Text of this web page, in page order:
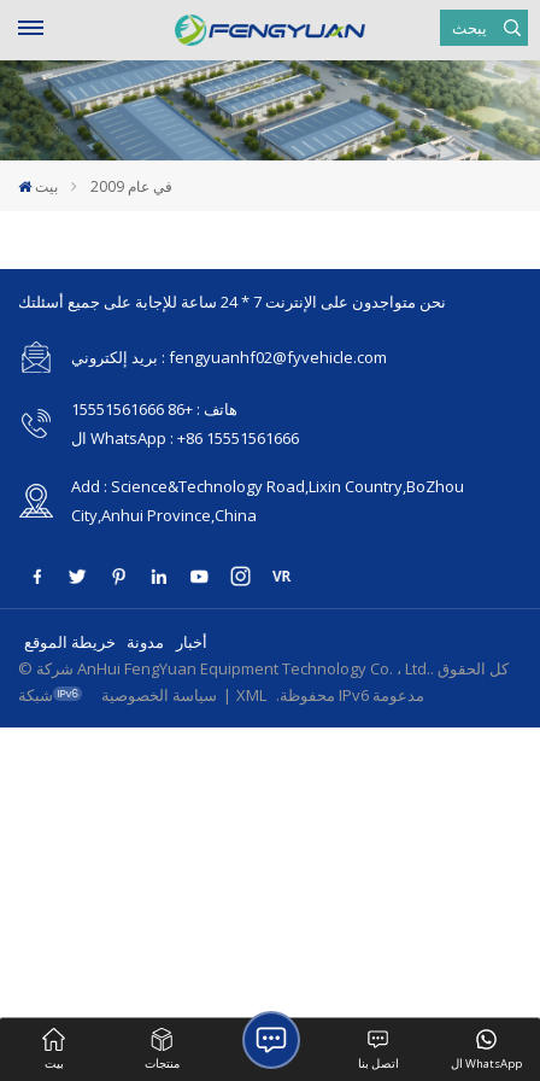
يبحث
بيت في عام 2009
نحن متواجدون على الإنترنت 7 * 24 ساعة للإجابة على جميع أسئلتك
بريد إلكتروني : fengyuanhf02@fyvehicle.com
هاتف : +86 15551561666
ال WhatsApp : +86 15551561666
Add : Science&Technology Road,Lixin Country,BoZhou
City,Anhui Province,China
خريطة الموقع مدونة
أخبار
© شركة AnHui FengYuan Equipment Technology Co. ، Ltd.. كل الحقوق
محفوظة. XML
| سياسة الخصوصية شبكة IPv6 مدعومة
بيت منتجات ال WhatsApp اتصل بنا